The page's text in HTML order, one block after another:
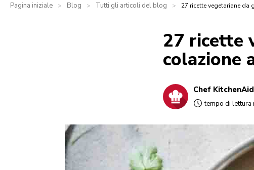
Pagina iniziale > Blog > Tutti gli articoli del blog > 27 ricette vegetariane
27 ricette
colazione
Chef KitchenAid
tempo di lettura